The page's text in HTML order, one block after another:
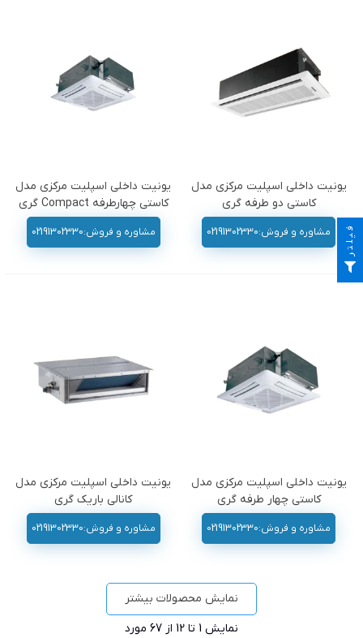
یونیت داخلی اسپلیت مرکزی مدل
کاستی دو طرفه گری
مشاوره و فروش:02191302330
یونیت داخلی اسپلیت مرکزی مدل
کاستی چهارطرفه Compact گری
مشاوره و فروش:02191302330
یونیت داخلی اسپلیت مرکزی مدل
کاستی چهار طرفه گری
مشاوره و فروش:02191302330
یونیت داخلی اسپلیت مرکزی مدل
کانالی باریک گری
مشاوره و فروش:02191302330
نمایش محصولات بیشتر
نمایش 1 تا 12 از 67 مورد
فیلتر